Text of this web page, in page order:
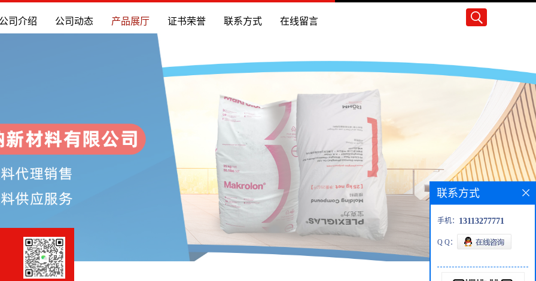
司介绍 公司动态 产品展厅 证书荣誉 联系方式 在线留言
联系方式
手机： 13113277771
Q Q：